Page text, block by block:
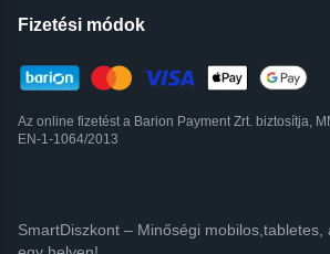
Fizetési módok
Az online fizetést a Barion Payment Zrt. biztosítja,
EN-1-1064/2013
SmartDiszkont – Minőségi mobilos,tabletes,